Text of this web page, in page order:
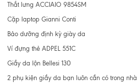
Thắt lưng ACCIAIO 9854SM
Cặp laptop Gianni Conti
Bảo dưỡng định kỳ giày da
Ví đựng thẻ ADPEL 551C
Giầy da lộn Bellesi 130
2 phụ kiện giầy da bạn luôn cần có trong nhà